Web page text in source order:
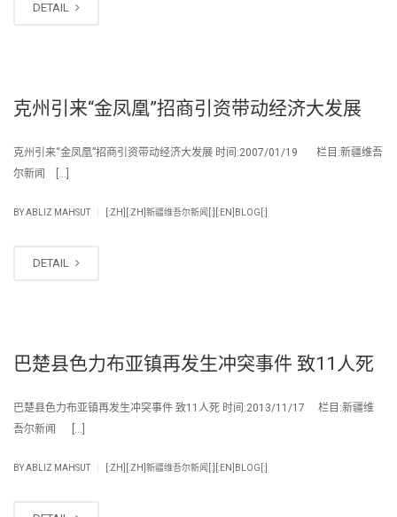
DETAIL
克州引来“金凤凰”招商引资带动经济大发展
克州引来“金凤凰”招商引资带动经济大发展 时间:2007/01/19 栏目:新疆维吾
尔新闻 […]
BYABLIZ MAHSUT [:ZH][:ZH]新疆维吾尔新闻[:][:EN]BLOG[:]
DETAIL
巴楚县色力布亚镇再发生冲突事件 致11人死
巴楚县色力布亚镇再发生冲突事件 致11人死 时间:2013/11/17 栏目:新疆维
吾尔新闻 […]
BYABLIZ MAHSUT [:ZH][:ZH]新疆维吾尔新闻[:][:EN]BLOG[:]